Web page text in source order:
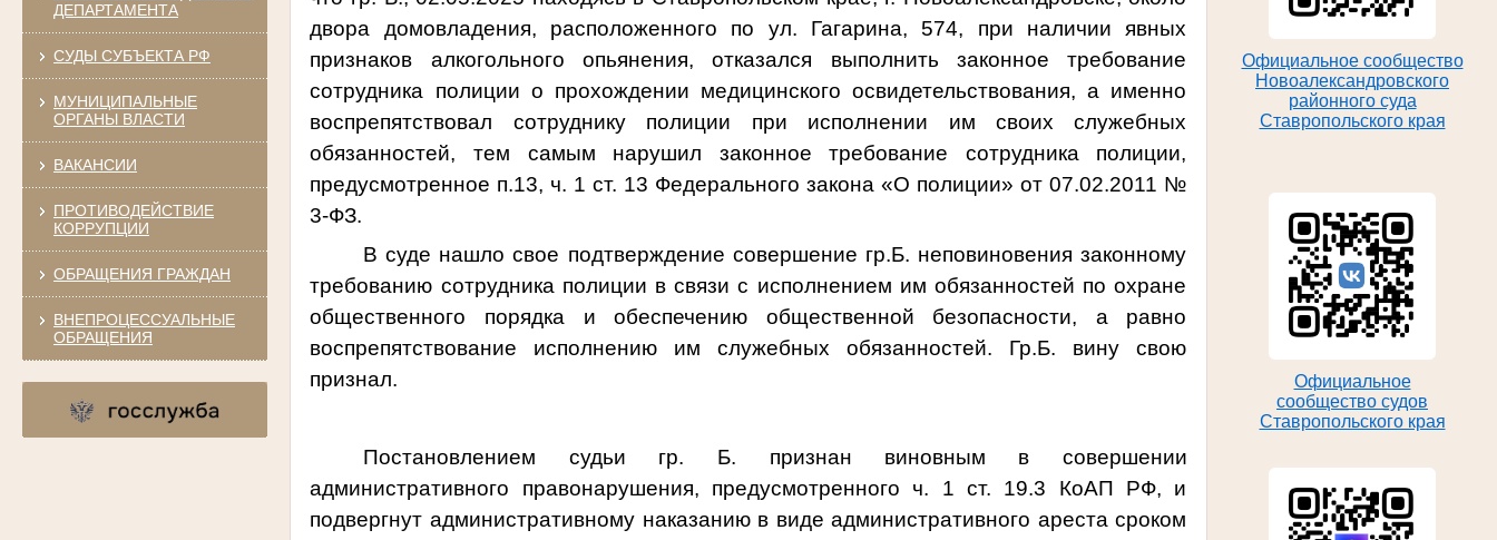
ДЕПАРТАМЕНТА
СУДЫ СУБЪЕКТА РФ
МУНИЦИПАЛЬНЫЕ
ОРГАНЫ ВЛАСТИ
ВАКАНСИИ
ПРОТИВОДЕЙСТВИЕ
КОРРУПЦИИ
ОБРАЩЕНИЯ ГРАЖДАН
ВНЕПРОЦЕССУАЛЬНЫЕ
ОБРАЩЕНИЯ
Официальное сообщество
Новоалександровского
районного суда
Ставропольского края
Официальное
сообщество судов
Ставропольского края
двора домовладения, расположенного по ул. Гагарина, 574, при наличии явных
признаков алкогольного опьянения, отказался выполнить законное требование
сотрудника полиции о прохождении медицинского освидетельствования, а именно
воспрепятствовал сотруднику полиции при исполнении им своих служебных
обязанностей, тем самым нарушил законное требование сотрудника полиции,
предусмотренное п.13, ч. 1 ст. 13 Федерального закона «О полиции» от 07.02.2011 №
3-ФЗ.
В суде нашло свое подтверждение совершение гр.Б. неповиновения законному
требованию сотрудника полиции в связи с исполнением им обязанностей по охране
общественного порядка и обеспечению общественной безопасности, а равно
воспрепятствование исполнению им служебных обязанностей. Гр.Б. вину свою
признал.
Постановлением судьи гр. Б. признан виновным в совершении
административного правонарушения, предусмотренного ч. 1 ст. 19.3 КоАП РФ, и
подвергнут административному наказанию в виде административного ареста сроком